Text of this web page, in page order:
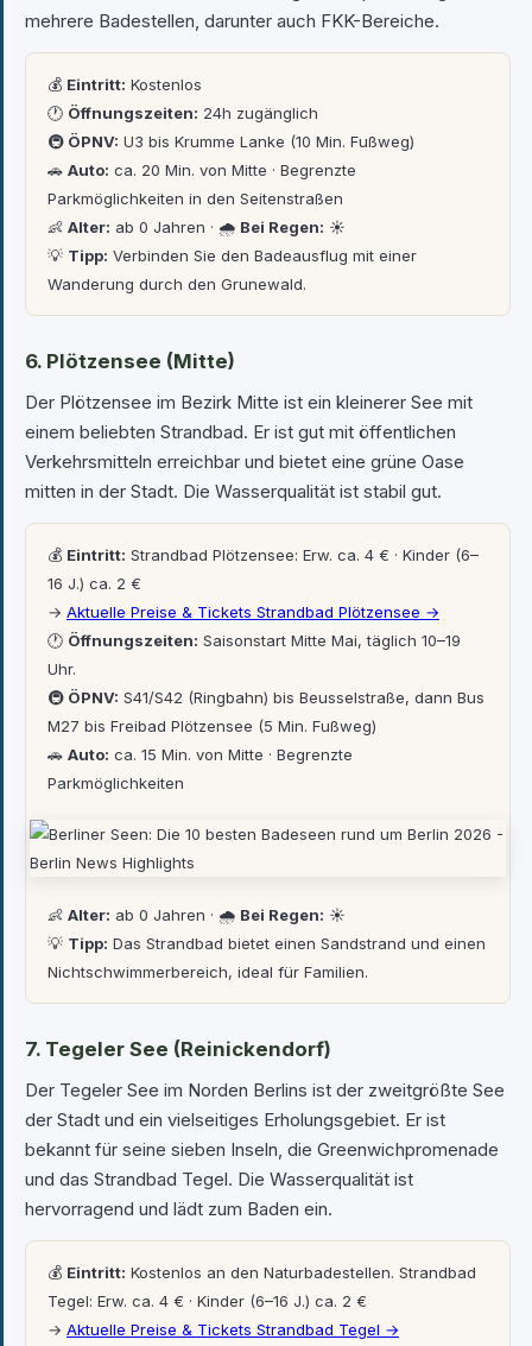
mehrere Badestellen, darunter auch FKK-Bereiche.
💰 Eintritt: Kostenlos
🕐 Öffnungszeiten: 24h zugänglich
🚇 ÖPNV: U3 bis Krumme Lanke (10 Min. Fußweg)
🚗 Auto: ca. 20 Min. von Mitte · Begrenzte
Parkmöglichkeiten in den Seitenstraßen
👶 Alter: ab 0 Jahren · 🌧 Bei Regen: ☀️
💡 Tipp: Verbinden Sie den Badeausflug mit einer
Wanderung durch den Grunewald.
6. Plötzensee (Mitte)
Der Plötzensee im Bezirk Mitte ist ein kleinerer See mit
einem beliebten Strandbad. Er ist gut mit öffentlichen
Verkehrsmitteln erreichbar und bietet eine grüne Oase
mitten in der Stadt. Die Wasserqualität ist stabil gut.
💰 Eintritt: Strandbad Plötzensee: Erw. ca. 4 € · Kinder (6–
16 J.) ca. 2 €
→ Aktuelle Preise & Tickets Strandbad Plötzensee →
🕐 Öffnungszeiten: Saisonstart Mitte Mai, täglich 10–19
Uhr.
🚇 ÖPNV: S41/S42 (Ringbahn) bis Beusselstraße, dann Bus
M27 bis Freibad Plötzensee (5 Min. Fußweg)
🚗 Auto: ca. 15 Min. von Mitte · Begrenzte
Parkmöglichkeiten
👶 Alter: ab 0 Jahren · 🌧 Bei Regen: ☀️
💡 Tipp: Das Strandbad bietet einen Sandstrand und einen
Nichtschwimmerbereich, ideal für Familien.
7. Tegeler See (Reinickendorf)
Der Tegeler See im Norden Berlins ist der zweitgrößte See
der Stadt und ein vielseitiges Erholungsgebiet. Er ist
bekannt für seine sieben Inseln, die Greenwichpromenade
und das Strandbad Tegel. Die Wasserqualität ist
hervorragend und lädt zum Baden ein.
💰 Eintritt: Kostenlos an den Naturbadestellen. Strandbad
Tegel: Erw. ca. 4 € · Kinder (6–16 J.) ca. 2 €
→ Aktuelle Preise & Tickets Strandbad Tegel →